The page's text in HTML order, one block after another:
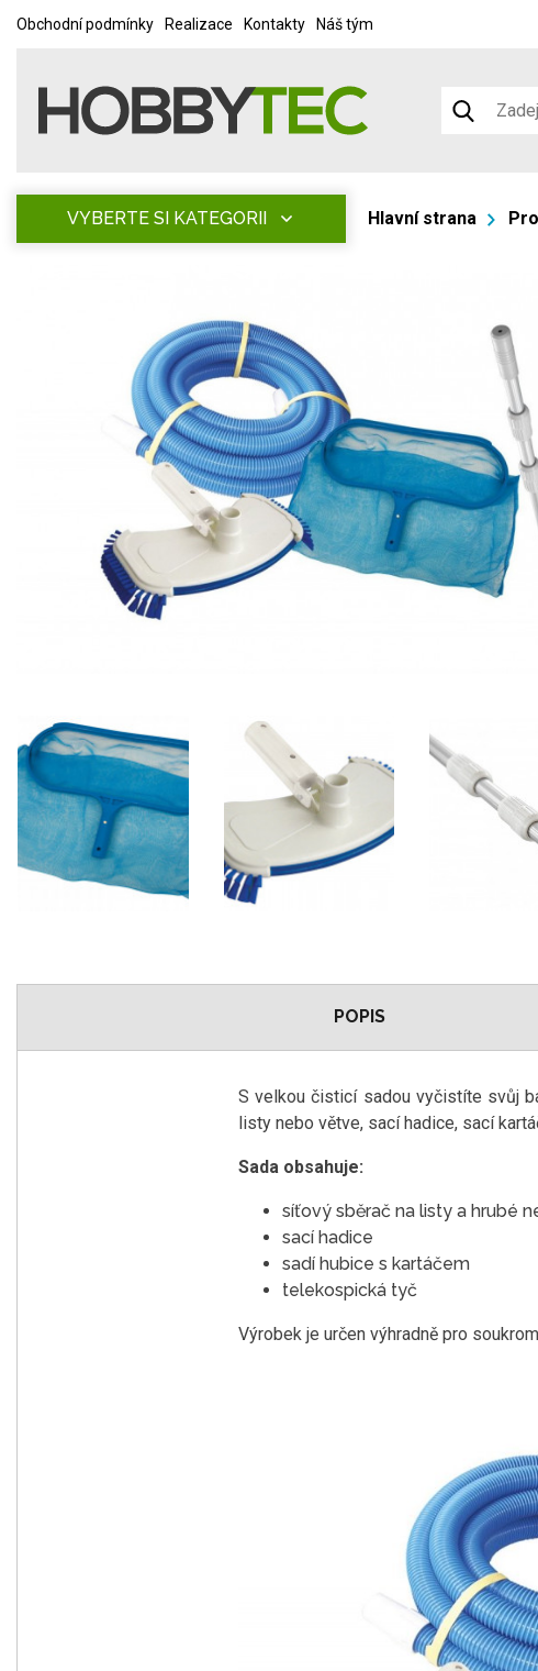
Obchodní podmínky Realizace Kontakty Náš tým
VYBERTE SI KATEGORII Hlavní strana
POPIS
S velkou čisticí sadou vyčistíte svůj
listy nebo větve, sací hadice, sací
Sada obsahuje:
síťový sběrač na listy a hrubé
sací hadice
sadí hubice s kartáčem
telekospická tyč
Výrobek je určen výhradně pro